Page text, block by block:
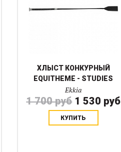
ХЛЫСТ КОНКУРНЫЙ
EQUITHEME - STUDIES
Ekkia
1 700 руб 1 530 руб
КУПИТЬ